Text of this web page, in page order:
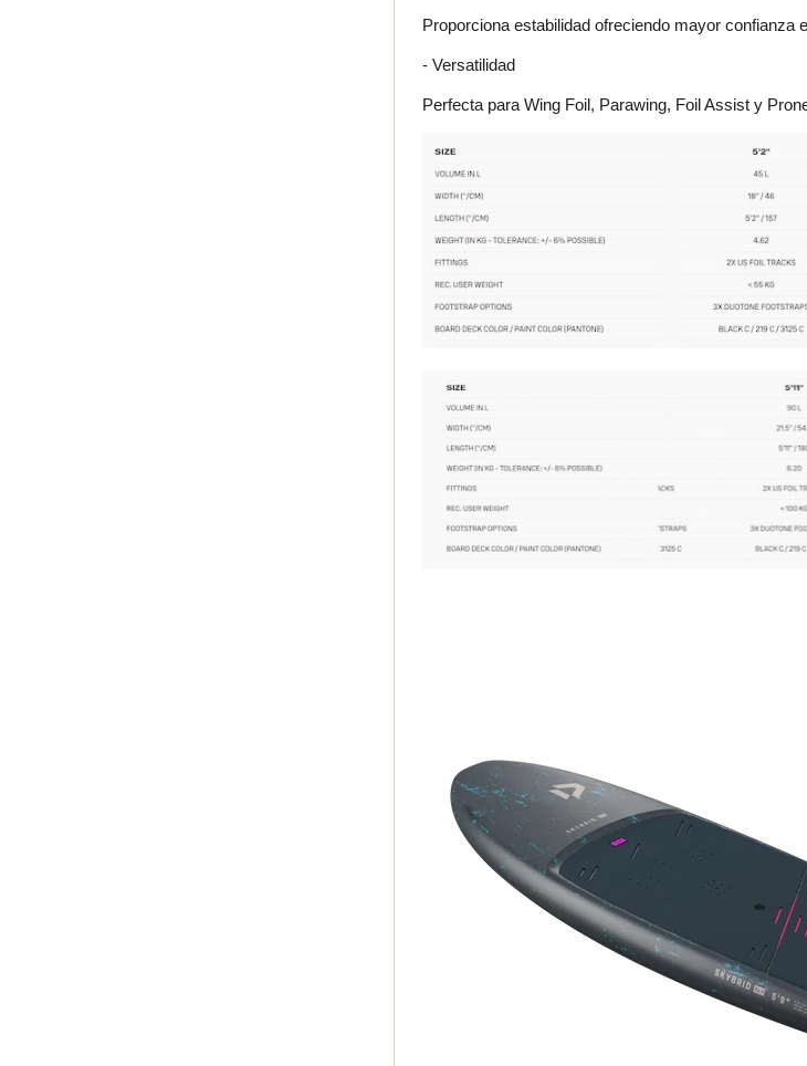
Proporciona estabilidad ofreciendo mayor confianza
- Versatilidad
Perfecta para Wing Foil, Parawing, Foil Assist y